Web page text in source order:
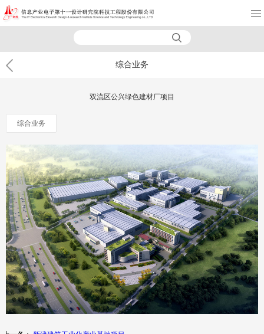
综合业务
双流区公兴绿色建材厂项目
综合业务